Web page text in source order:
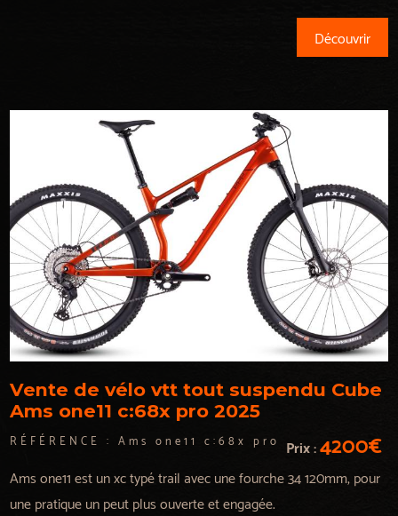
Découvrir
Vente de vélo vtt tout suspendu Cube
Ams one11 c:68x pro 2025
RÉFÉRENCE :Ams one11 c:68x pro Prix :4200€
Ams one11 est un xc typé trail avec une fourche 34 120mm, pour
une pratique un peut plus ouverte et engagée.